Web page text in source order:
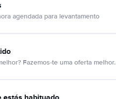
agendada para levantamento
Fazemos-te uma oferta melhor.